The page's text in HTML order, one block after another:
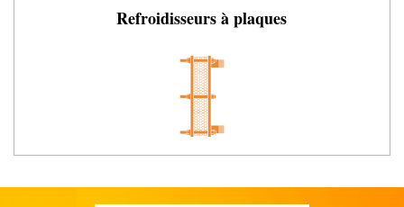
Refroidisseurs à plaques